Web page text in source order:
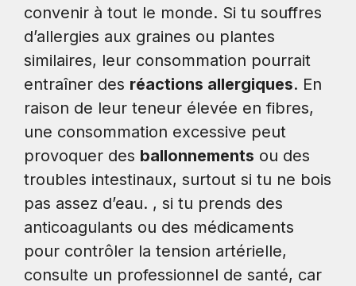
convenir à tout le monde. Si tu souffres
d’allergies aux graines ou plantes
similaires, leur consommation pourrait
entraîner des réactions allergiques. En
raison de leur teneur élevée en fibres,
une consommation excessive peut
provoquer des ballonnements ou des
troubles intestinaux, surtout si tu ne bois
pas assez d’eau. , si tu prends des
anticoagulants ou des médicaments
pour contrôler la tension artérielle,
consulte un professionnel de santé, car